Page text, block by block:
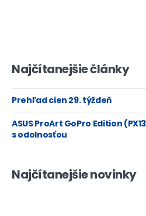
Najčítanejšie články
Prehľad cien 29. týždeň
ASUS ProArt GoPro Edition
s odolnosťou
Najčítanejšie novinky